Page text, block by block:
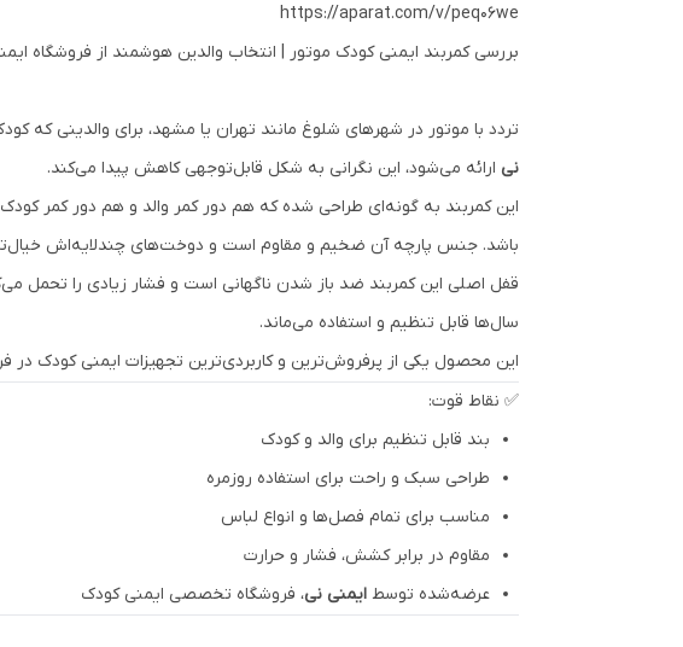
https://aparat.com/v/peq06we
بررسی کمربند ایمنی کودک موتور | انتخاب والدین هوشمند از فروشگاه
تردد با موتور در شهرهای شلوغ مانند تهران یا مشهد، برای والدینی که
نی ارائه می‌شود، این نگرانی به شکل قابل‌توجهی کاهش پیدا می‌کند.
این کمربند به گونه‌ای طراحی شده که هم دور کمر والد و هم دور کمر
باشد. جنس پارچه آن ضخیم و مقاوم است و دوخت‌های چندلایه‌اش
قفل اصلی این کمربند ضد باز شدن ناگهانی است و فشار زیادی را تحمل
سال‌ها قابل تنظیم و استفاده می‌ماند.
این محصول یکی از پرفروش‌ترین و کاربردی‌ترین تجهیزات ایمنی کودک در
✅ نقاط قوت:
بند قابل تنظیم برای والد و کودک
طراحی سبک و راحت برای استفاده روزمره
مناسب برای تمام فصل‌ها و انواع لباس
مقاوم در برابر کشش، فشار و حرارت
عرضه‌شده توسط ایمنی نی، فروشگاه تخصصی ایمنی کودک